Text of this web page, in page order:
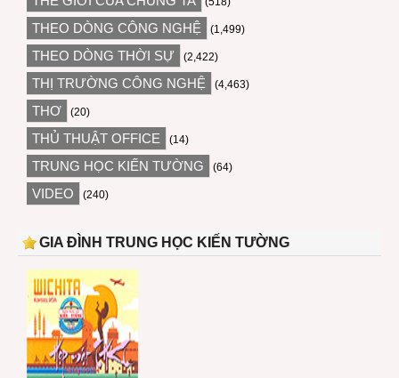
THEO DÒNG CÔNG NGHỆ (1,499)
THEO DÒNG THỜI SỰ (2,422)
THỊ TRƯỜNG CÔNG NGHỆ (4,463)
THƠ (20)
THỦ THUẬT OFFICE (14)
TRUNG HỌC KIẾN TƯỜNG (64)
VIDEO (240)
GIA ĐÌNH TRUNG HỌC KIẾN TƯỜNG